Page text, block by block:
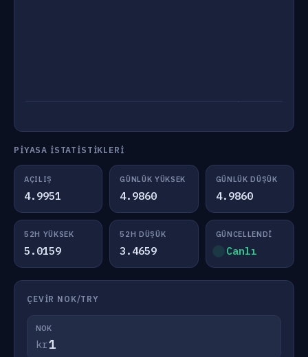
PIYASA İSTATISTIKLERI
AÇILIŞ
4.9951
GÜNLÜK YÜKSEK
4.9860
GÜNLÜK DÜŞÜK
4.9860
52H YÜKSEK
5.0159
52H DÜŞÜK
3.4659
GÜNCELLENDI
Canlı
ÇEVIR NOK/TRY
NOK
kr